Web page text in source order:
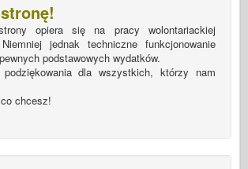
opiera się na pracy wolontariackiej
jednak techniczne funkcjonowanie
podstawowych wydatków.
dla wszystkich, którzy nam
chcesz!